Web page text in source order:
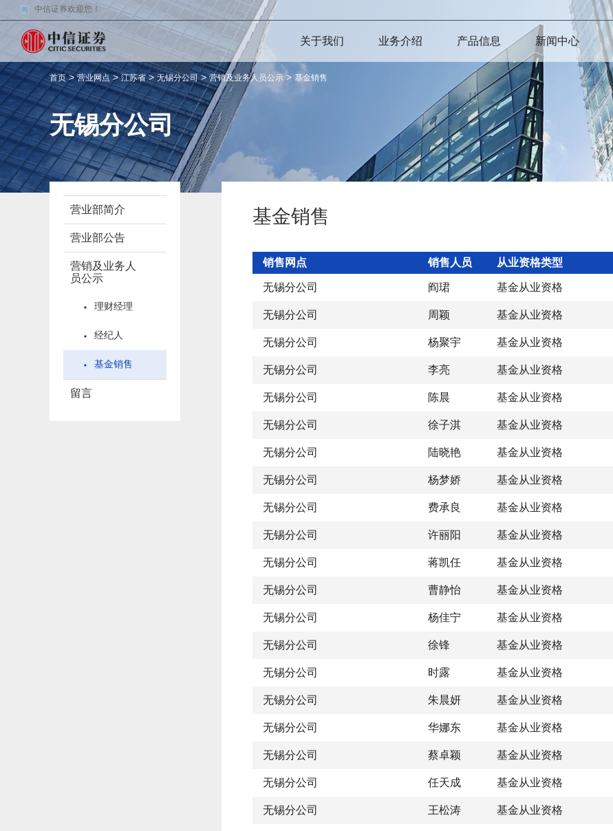
中信证券欢迎您！
关于我们 业务介绍 产品信息 新闻中心
首页>营业网点>江苏省> 无锡分公司>营销及业务人员公示>基金销售
无锡分公司
营业部简介
营业部公告
营销及业务人
员公示
理财经理
经纪人
基金销售
留言
基金销售
销售网点 销售人员 从业资格类型
无锡分公司 阎珺 基金从业资格
无锡分公司 周颖 基金从业资格
无锡分公司 杨聚宇 基金从业资格
无锡分公司 李亮 基金从业资格
无锡分公司 陈晨 基金从业资格
无锡分公司 徐子淇 基金从业资格
无锡分公司 陆晓艳 基金从业资格
无锡分公司 杨梦娇 基金从业资格
无锡分公司 费承良 基金从业资格
无锡分公司 许丽阳 基金从业资格
无锡分公司 蒋凯任 基金从业资格
无锡分公司 曹静怡 基金从业资格
无锡分公司 杨佳宁 基金从业资格
无锡分公司 徐锋 基金从业资格
无锡分公司 时露 基金从业资格
无锡分公司 朱晨妍 基金从业资格
无锡分公司 华娜东 基金从业资格
无锡分公司 蔡卓颖 基金从业资格
无锡分公司 任天成 基金从业资格
无锡分公司 王松涛 基金从业资格